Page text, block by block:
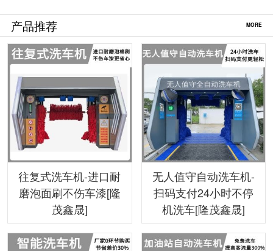
产品推荐 MORE
往复式洗车机-进口耐
磨泡面刷不伤车漆[隆
茂鑫晟]
无人值守自动洗车机-
扫码支付24小时不停
机洗车[隆茂鑫晟]